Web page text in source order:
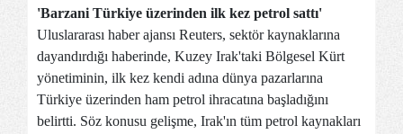
'Barzani Türkiye üzerinden ilk kez petrol sattı'
Uluslararası haber ajansı Reuters, sektör kaynaklarına
dayandırdığı haberinde, Kuzey Irak'taki Bölgesel Kürt
yönetiminin, ilk kez kendi adına dünya pazarlarına
Türkiye üzerinden ham petrol ihracatına başladığını
belirtti. Söz konusu gelişme, Irak'ın tüm petrol kaynakları